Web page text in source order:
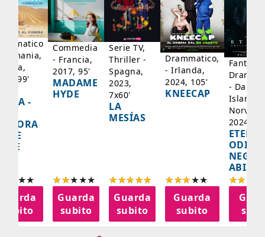
99'
-
subito
Commedia
- Francia,
2017, 95'
MADAME
HYDE
Guarda
subito
Serie TV,
Thriller -
Spagna,
2023,
7x60'
LA
MESÍAS
Guarda
subito
Drammatico,
- Irlanda,
2024, 105'
KNEECAP
Guarda
subito
-
Islanda,
2024,
NEGLI
ABISSI